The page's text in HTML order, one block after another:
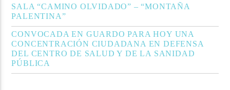
SALA “CAMINO OLVIDADO” – “MONTAÑA
PALENTINA”
CONVOCADA EN GUARDO PARA HOY UNA
CONCENTRACIÓN CIUDADANA EN DEFENSA
DEL CENTRO DE SALUD Y DE LA SANIDAD
PÚBLICA